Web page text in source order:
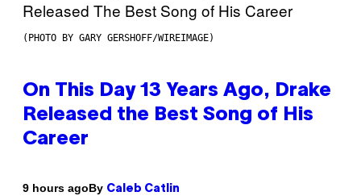
(PHOTO BY GARY GERSHOFF/WIREIMAGE)
On This Day 13 Years Ago, Drake
Released the Best Song of His
Career
9 hours agoBy Caleb Catlin